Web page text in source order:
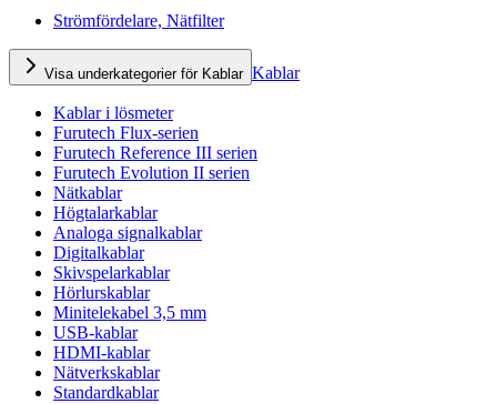
Strömfördelare, Nätfilter
Visa underkategorier för Kablar Kablar
Kablar i lösmeter
Furutech Flux-serien
Furutech Reference III serien
Furutech Evolution II serien
Nätkablar
Högtalarkablar
Analoga signalkablar
Digitalkablar
Skivspelarkablar
Hörlurskablar
Minitelekabel 3,5 mm
USB-kablar
HDMI-kablar
Nätverkskablar
Standardkablar